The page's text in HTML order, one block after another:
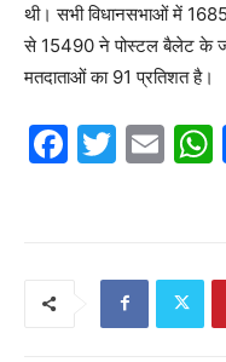
थी। सभी विधानसभाओं में
से 15490 ने पोस्टल बैलेट के
मतदाताओं का 91 प्रतिशत है।
F
T
E